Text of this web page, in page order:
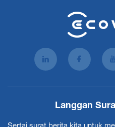
Langgan